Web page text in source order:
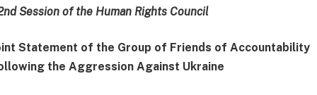
Session of the Human Rights Council
Statement of the Group of Friends of Accountability
the Aggression Against Ukraine